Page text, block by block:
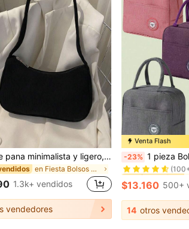
Bolso de pana minimalista y ligero, adecuado para adolescentes, mujeres, estudiantes universitarias, nuevas profesionales, trabajadores de oficina, perfecto para oficina, universidad, trabajo, negocios, desplazamientos
en Fiesta Bolsos De Hombro De Mujer
1.3k+ vendidos
vendedores
Venta Flash
-23% 1 pieza Bolsa de almuerzo aislada portátil, Caja de almuerzo térmica, Bolsa de almuerzo, Bolsa de almuerzo de papel de aluminio grueso, Bolsa de almuerzo, Adecuada para el trabajo y al
#1 Más vendidos
#1 Más vendidos
(100+)
#1 Más vendidos
(100+)
#1 Más vendidos
$13.160 500+
14 otros